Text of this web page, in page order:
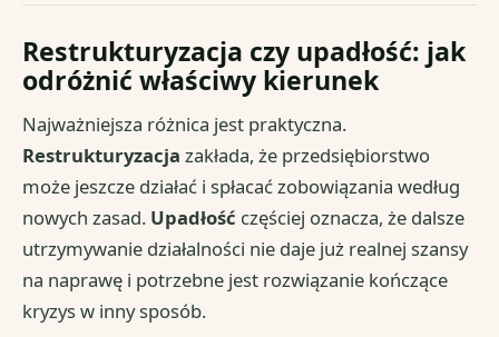
Restrukturyzacja czy upadłość: jak
odróżnić właściwy kierunek
Najważniejsza różnica jest praktyczna.
Restrukturyzacja zakłada, że przedsiębiorstwo
może jeszcze działać i spłacać zobowiązania według
nowych zasad. Upadłość częściej oznacza, że dalsze
utrzymywanie działalności nie daje już realnej szansy
na naprawę i potrzebne jest rozwiązanie kończące
kryzys w inny sposób.